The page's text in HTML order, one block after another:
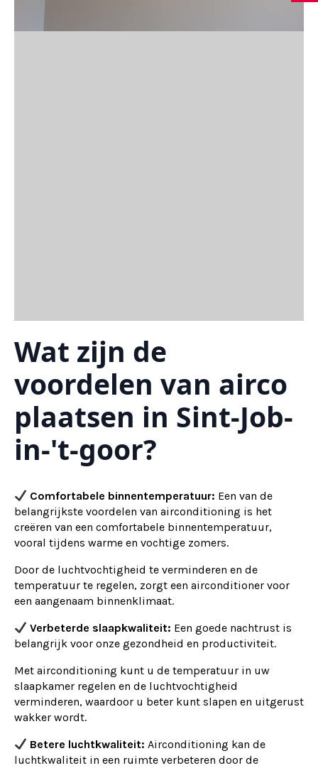
Wat zijn de
voordelen van airco
plaatsen in Sint-Job-
in-'t-goor?
Comfortabele binnentemperatuur: Een van de
belangrijkste voordelen van airconditioning is het
creëren van een comfortabele binnentemperatuur,
vooral tijdens warme en vochtige zomers.
Door de luchtvochtigheid te verminderen en de
temperatuur te regelen, zorgt een airconditioner voor
een aangenaam binnenklimaat.
Verbeterde slaapkwaliteit: Een goede nachtrust is
belangrijk voor onze gezondheid en productiviteit.
Met airconditioning kunt u de temperatuur in uw
slaapkamer regelen en de luchtvochtigheid
verminderen, waardoor u beter kunt slapen en uitgerust
wakker wordt.
Betere luchtkwaliteit: Airconditioning kan de
luchtkwaliteit in een ruimte verbeteren door de